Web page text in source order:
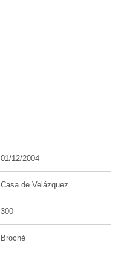
01/12/2004
Casa de Velázquez
300
Broché